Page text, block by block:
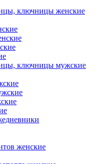
ключницы женские
ключницы мужские
женские